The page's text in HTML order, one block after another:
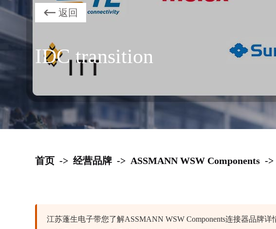
返回
IDC transition
首页 -> 经营品牌 -> ASSMANN WSW Components ->
江苏蓬生电子带您了解ASSMANN WSW Components连接器品牌